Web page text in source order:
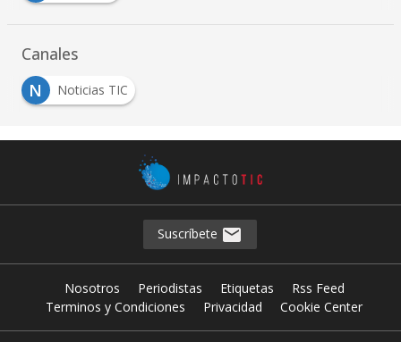
Canales
N
Noticias TIC
Suscríbete
Nosotros Periodistas Etiquetas
Rss Feed
Terminos y Condiciones
Privacidad Cookie Center